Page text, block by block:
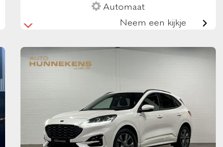
Automaat
Neem een kijkje